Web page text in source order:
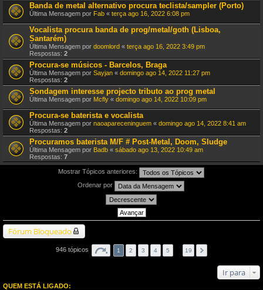
Banda de metal alternativo procura teclista/sampler (Porto)
Última Mensagem por Fab « terça ago 16, 2022 6:08 pm
Vocalista procura banda de prog/metal/goth (Lisboa,
Santarém)
Última Mensagem por doomlord « terça ago 16, 2022 3:49 pm
Respostas: 2
Procura-se músicos - Barcelos, Braga
Última Mensagem por Sayjan « domingo ago 14, 2022 11:27 pm
Respostas: 2
Sondagem interesse projecto tributo ao prog metal
Última Mensagem por Mcfly « domingo ago 14, 2022 10:09 pm
Procura-se baterista e vocalista
Última Mensagem por naoapareceninguem « domingo ago 14, 2022 8:41 am
Respostas: 2
Procuramos baterista M/F # Post-Metal, Doom, Sludge
Última Mensagem por Badb « sábado ago 13, 2022 10:49 am
Respostas: 7
Mostrar Tópicos anteriores:
Ordenar por
Fórum Bloqueado
946 tópicos 1 2 3 4 5 19
Ir para
QUEM ESTÁ LIGADO: